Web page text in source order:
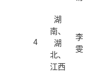
4
湖
南、
湖
北、
江西
李
雯